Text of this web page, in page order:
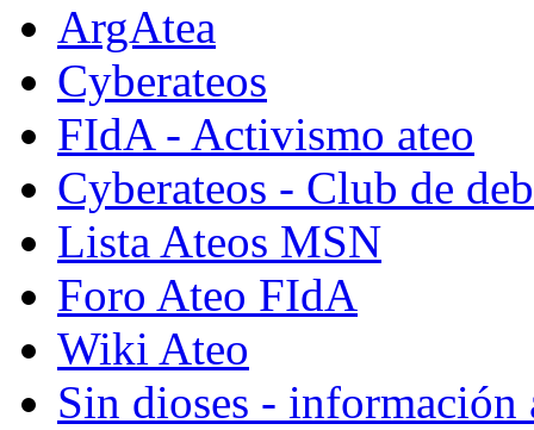
ArgAtea
Cyberateos
FIdA - Activismo ateo
Cyberateos - Club de
Lista Ateos MSN
Foro Ateo FIdA
Wiki Ateo
Sin dioses - información